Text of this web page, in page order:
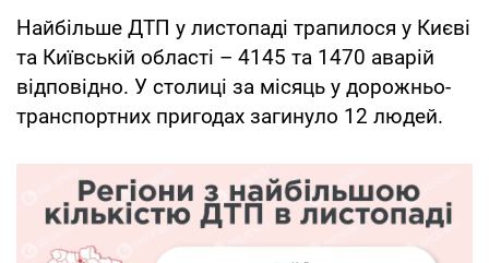
Найбільше ДТП у листопаді трапилося у Києві
та Київській області – 4145 та 1470 аварій
відповідно. У столиці за місяць у дорожньо-
транспортних пригодах загинуло 12 людей.